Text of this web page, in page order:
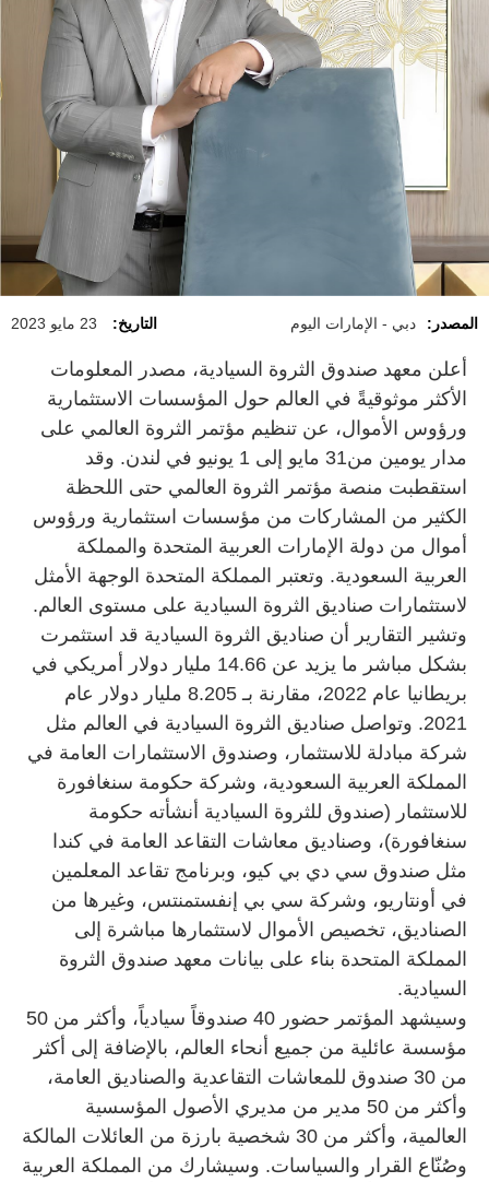
المصدر: دبي - الإمارات اليوم التاريخ: 23 مايو 2023
أعلن معهد صندوق الثروة السيادية، مصدر المعلومات
الأكثر موثوقيةً في العالم حول المؤسسات الاستثمارية
ورؤوس الأموال، عن تنظيم مؤتمر الثروة العالمي على
مدار يومين من31 مايو إلى 1 يونيو في لندن. وقد
استقطبت منصة مؤتمر الثروة العالمي حتى اللحظة
الكثير من المشاركات من مؤسسات استثمارية ورؤوس
أموال من دولة الإمارات العربية المتحدة والمملكة
العربية السعودية. وتعتبر المملكة المتحدة الوجهة الأمثل
لاستثمارات صناديق الثروة السيادية على مستوى العالم.
وتشير التقارير أن صناديق الثروة السيادية قد استثمرت
بشكل مباشر ما يزيد عن 14.66 مليار دولار أمريكي في
بريطانيا عام 2022، مقارنة بـ 8.205 مليار دولار عام
2021. وتواصل صناديق الثروة السيادية في العالم مثل
شركة مبادلة للاستثمار، وصندوق الاستثمارات العامة في
المملكة العربية السعودية، وشركة حكومة سنغافورة
للاستثمار (صندوق للثروة السيادية أنشأته حكومة
سنغافورة)، وصناديق معاشات التقاعد العامة في كندا
مثل صندوق سي دي بي كيو، وبرنامج تقاعد المعلمين
في أونتاريو، وشركة سي بي إنفستمنتس، وغيرها من
الصناديق، تخصيص الأموال لاستثمارها مباشرة إلى
المملكة المتحدة بناء على بيانات معهد صندوق الثروة
السيادية.
وسيشهد المؤتمر حضور 40 صندوقاً سيادياً، وأكثر من 50
مؤسسة عائلية من جميع أنحاء العالم، بالإضافة إلى أكثر
من 30 صندوق للمعاشات التقاعدية والصناديق العامة،
وأكثر من 50 مدير من مديري الأصول المؤسسية
العالمية، وأكثر من 30 شخصية بارزة من العائلات المالكة
وصُنّاع القرار والسياسات. وسيشارك من المملكة العربية